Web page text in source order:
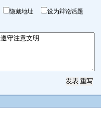
隐藏地址 设为辩论话题